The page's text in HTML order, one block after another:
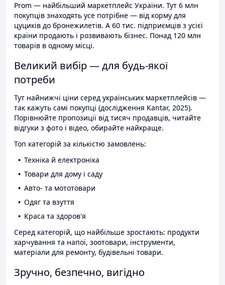
Prom — найбільший маркетплейс України. Тут 6 млн
покупців знаходять усе потрібне — від корму для
цуциків до бронежилетів. А 60 тис. підприємців з усієї
країни продають і розвивають бізнес. Понад 120 млн
товарів в одному місці.
Великий вибір — для будь-якої
потреби
Тут найнижчі ціни серед українських маркетплейсів —
так кажуть самі покупці (дослідження Kantar, 2025).
Порівнюйте пропозиції від тисяч продавців, читайте
відгуки з фото і відео, обирайте найкраще.
Топ категорій за кількістю замовлень:
Техніка й електроніка
Товари для дому і саду
Авто- та мототовари
Одяг та взуття
Краса та здоров'я
Серед категорій, що найбільше зростають: продукти
харчування та напої, зоотовари, інструменти,
матеріали для ремонту, будівельні товари.
Зручно, безпечно, вигідно